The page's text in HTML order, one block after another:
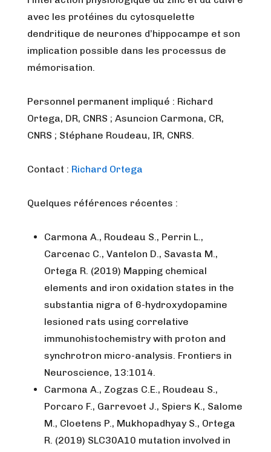
avec les protéines du cytosquelette
dendritique de neurones d’hippocampe et son
implication possible dans les processus de
mémorisation.
Personnel permanent impliqué : Richard
Ortega, DR, CNRS ; Asuncion Carmona, CR,
CNRS ; Stéphane Roudeau, IR, CNRS.
Contact : Richard Ortega
Quelques références récentes :
Carmona A., Roudeau S., Perrin L.,
Carcenac C., Vantelon D., Savasta M.,
Ortega R. (2019) Mapping chemical
elements and iron oxidation states in the
substantia nigra of 6-hydroxydopamine
lesioned rats using correlative
immunohistochemistry with proton and
synchrotron micro-analysis. Frontiers in
Neuroscience, 13:1014.
Carmona A., Zogzas C.E., Roudeau S.,
Porcaro F., Garrevoet J., Spiers K., Salome
M., Cloetens P., Mukhopadhyay S., Ortega
R. (2019) SLC30A10 mutation involved in